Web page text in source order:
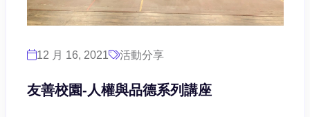
12 月 16, 2021 活動分享
友善校園-人權與品德系列講座